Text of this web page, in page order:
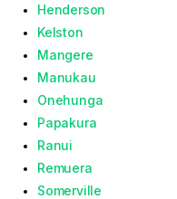
Henderson
Kelston
Mangere
Manukau
Onehunga
Papakura
Ranui
Remuera
Somerville